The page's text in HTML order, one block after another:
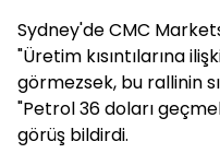
Sydney'de CMC
"Üretim kısıntılarına
görmezsek, bu rallinin
"Petrol 36 doları
görüş bildirdi.